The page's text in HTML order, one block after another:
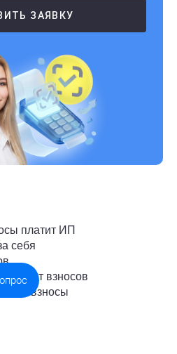
ЗАЯВКУ
платит ИП
себя
за счет взносов
взносы